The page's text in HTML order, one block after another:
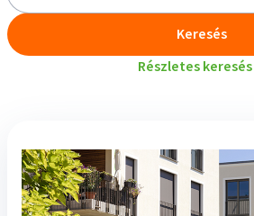
Keresés
Részletes keresés